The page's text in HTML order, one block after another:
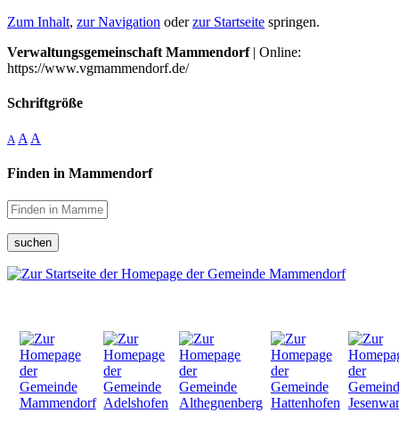
Zum Inhalt, zur Navigation oderzur Startseite springen.
Verwaltungsgemeinschaft Mammendorf| Online:
https://www.vgmammendorf.de/
Schriftgröße
A A A
Finden in Mammendorf
suchen